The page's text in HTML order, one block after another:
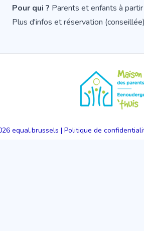
Pour qui ? Parents et enfants à
Plus d'infos et réservation
equal.brussels | Politique de